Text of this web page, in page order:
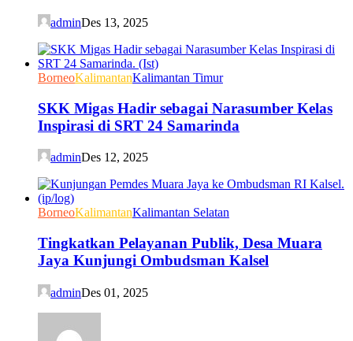
adminDes 13, 2025
BorneoKalimantanKalimantan Timur
SKK Migas Hadir sebagai Narasumber Kelas
Inspirasi di SRT 24 Samarinda
adminDes 12, 2025
BorneoKalimantanKalimantan Selatan
Tingkatkan Pelayanan Publik, Desa Muara
Jaya Kunjungi Ombudsman Kalsel
adminDes 01, 2025